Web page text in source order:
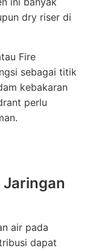
dry riser di
Fire
sebagai titik
kebakaran
perlu
air pada
dapat